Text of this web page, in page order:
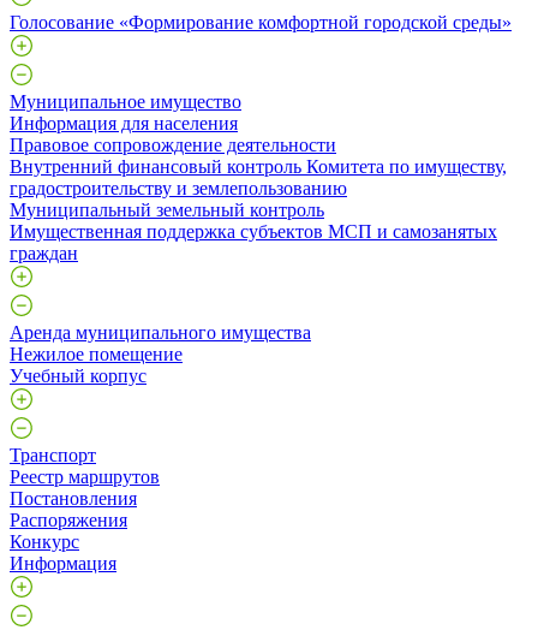
Голосование «Формирование комфортной городской среды»
Муниципальное имущество
Информация для населения
Правовое сопровождение деятельности
Внутренний финансовый контроль Комитета по имуществу,
градостроительству и землепользованию
Муниципальный земельный контроль
Имущественная поддержка субъектов МСП и самозанятых
граждан
Аренда муниципального имущества
Нежилое помещение
Учебный корпус
Транспорт
Реестр маршрутов
Постановления
Распоряжения
Конкурс
Информация